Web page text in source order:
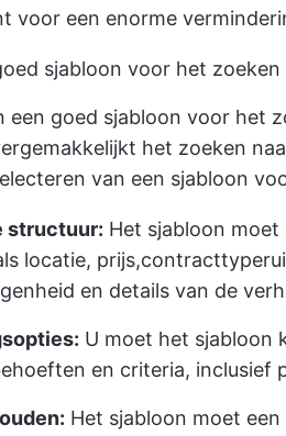
voor een enorme
sjabloon voor het
een goed sjabloon voor het
het zoeken
van een sjabloon
structuur: Het sjabloon
locatie, prijs,contracttype
en details van de
U moet het sjabloon
en criteria, inclusief
Het sjabloon moet